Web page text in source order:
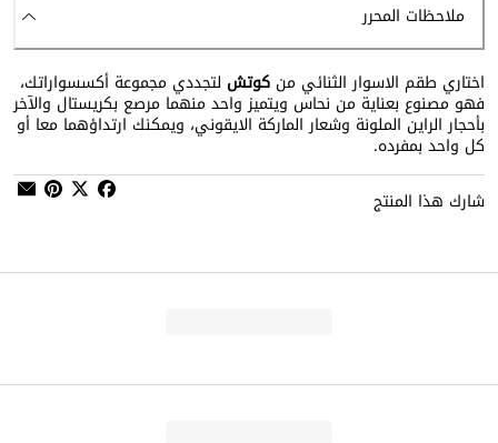
ملاحظات المحرر
اختاري طقم الاسوار الثنائي من كوتش لتجددي مجموعة أكسسواراتك،
فهو مصنوع بعناية من نحاس ويتميز واحد منهما مرصع بكريستال والآخر
بأحجار الراين الملونة وشعار الماركة الايقوني، ويمكنك ارتداؤهما معا أو
كل واحد بمفرده.
شارك هذا المنتج